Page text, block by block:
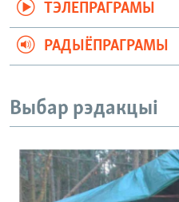
ТЭЛЕПРАГРАМЫ
РАДЫЁПРАГРАМЫ
Выбар рэдакцыі